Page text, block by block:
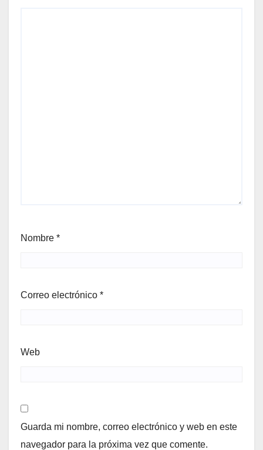
Nombre *
Correo electrónico *
Web
Guarda mi nombre, correo electrónico y web en este
navegador para la próxima vez que comente.